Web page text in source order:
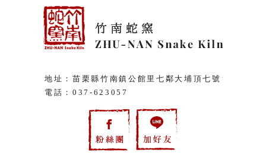
地址：苗栗縣竹南鎮公館里七鄰大埔頂七號
電話：037-623057